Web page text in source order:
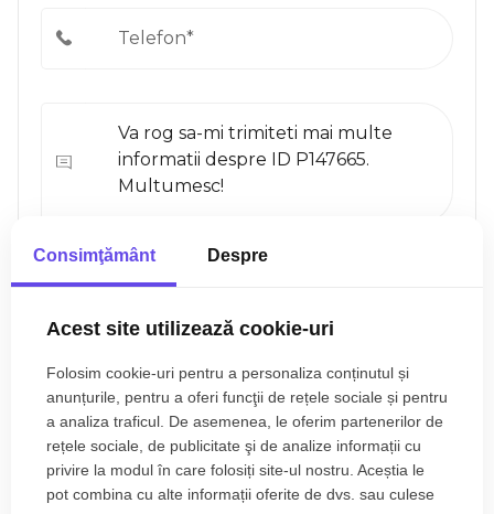
Sunt de acord cu prelucrarea datelor conform
de confidentialitate
Proprietati similare
Consimţământ Despre
Acest site utilizează cookie-uri
Folosim cookie-uri pentru a personaliza conținutul și
anunțurile, pentru a oferi funcţii de rețele sociale și pentru
a analiza traficul. De asemenea, le oferim partenerilor de
rețele sociale, de publicitate şi de analize informații cu
privire la modul în care folosiți site-ul nostru. Aceștia le
pot combina cu alte informații oferite de dvs. sau culese